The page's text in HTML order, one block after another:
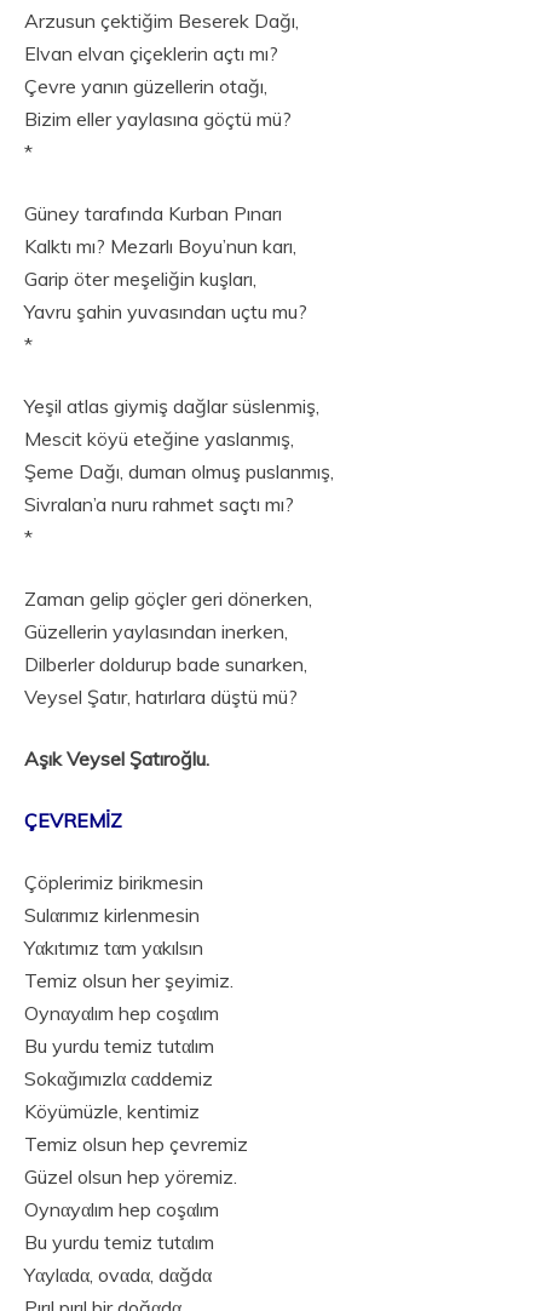
Arzusun çektiğim Beserek Dağı,
Elvan elvan çiçeklerin açtı mı?
Çevre yanın güzellerin otağı,
Bizim eller yaylasına göçtü mü?
*
Güney tarafında Kurban Pınarı
Kalktı mı? Mezarlı Boyu’nun karı,
Garip öter meşeliğin kuşları,
Yavru şahin yuvasından uçtu mu?
*
Yeşil atlas giymiş dağlar süslenmiş,
Mescit köyü eteğine yaslanmış,
Şeme Dağı, duman olmuş puslanmış,
Sivralan’a nuru rahmet saçtı mı?
*
Zaman gelip göçler geri dönerken,
Güzellerin yaylasından inerken,
Dilberler doldurup bade sunarken,
Veysel Şatır, hatırlara düştü mü?
Aşık Veysel Şatıroğlu.
ÇEVREMİZ
Çöplerimiz birikmesin
Sulαrımız kirlenmesin
Yαkıtımız tαm yαkılsın
Temiz olsun her şeyimiz.
Oynαyαlım hep coşαlım
Bu yurdu temiz tutαlım
Sokαğımızlα cαddemiz
Köyümüzle, kentimiz
Temiz olsun hep çevremiz
Güzel olsun hep yöremiz.
Oynαyαlım hep coşαlım
Bu yurdu temiz tutαlım
Yαylαdα, ovαdα, dαğdα